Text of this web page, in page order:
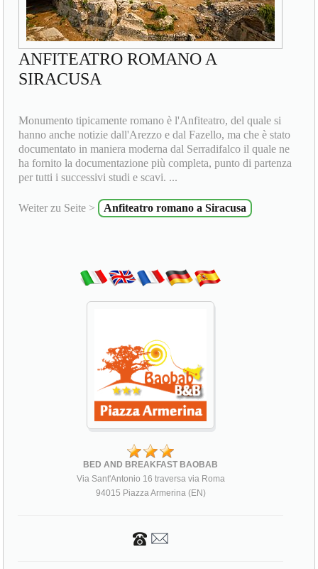
ANFITEATRO ROMANO A
SIRACUSA
Monumento tipicamente romano è l'Anfiteatro, del quale si
hanno anche notizie dall'Arezzo e dal Fazello, ma che è stato
documentato in maniera moderna dal Serradifalco il quale ne
ha fornito la documentazione più completa, punto di partenza
per tutti i successivi studi e scavi. ...
Weiter zu Seite > Anfiteatro romano a Siracusa
BED AND BREAKFAST BAOBAB
Via Sant'Antonio 16 traversa via Roma
94015 Piazza Armerina (EN)